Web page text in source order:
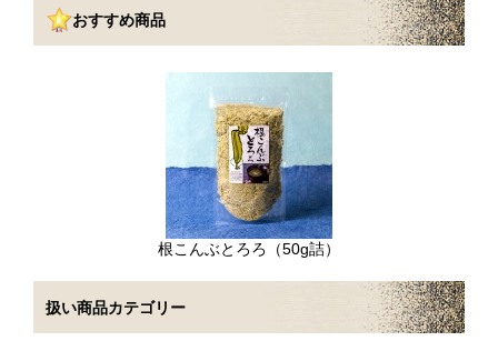
おすすめ商品
根こんぶとろろ（50g詰）
扱い商品カテゴリー